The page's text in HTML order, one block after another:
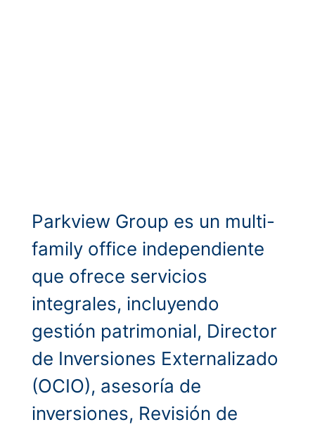
Parkview Group es un multi-
family office independiente
que ofrece servicios
integrales, incluyendo
gestión patrimonial, Director
de Inversiones Externalizado
(OCIO), asesoría de
inversiones, Revisión de